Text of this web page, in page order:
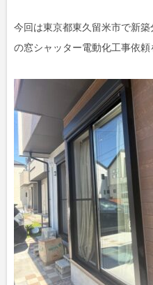
今回は東京都東久留米市で新
の窓シャッター電動化工事依頼